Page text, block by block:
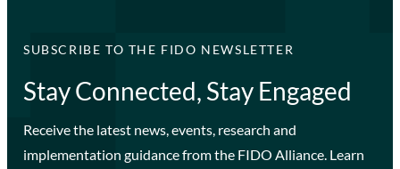
SUBSCRIBE TO THE FIDO NEWSLETTER
Stay Connected, Stay Engaged
Receive the latest news, events, research and
implementation guidance from the FIDO Alliance. Learn